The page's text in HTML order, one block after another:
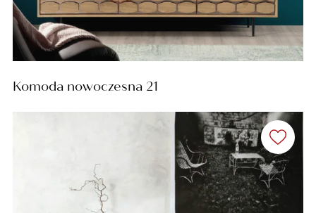
Komoda nowoczesna 21